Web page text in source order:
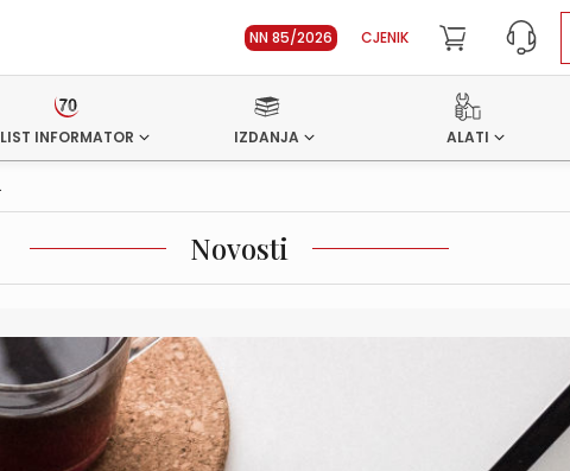
NN 85/2026 CJENIK
LIST INFORMATOR IZDANJA ALATI
Novosti